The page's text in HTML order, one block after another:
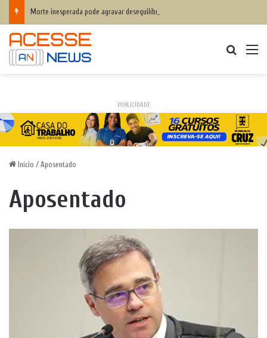
Morte inesperada pode agravar desequilíbrio financeiro das famílias
PUBLICIDADE
Início / Aposentado
Aposentado